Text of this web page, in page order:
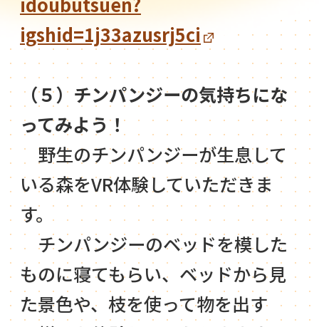
igshid=1j33azusrj5ci
（５）チンパンジーの気持ちにな
ってみよう！
野生のチンパンジーが生息して
いる森をVR体験していただきま
す。
チンパンジーのベッドを模した
ものに寝てもらい、ベッドから見
た景色や、枝を使って物を出す